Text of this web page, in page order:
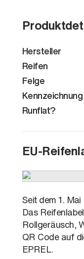
Hersteller
Reifen
Felge
Kennzeichnung
Runflat?
EU-
Seit dem 1.
Das
Rollgeräusch,
QR Code auf
EPREL.